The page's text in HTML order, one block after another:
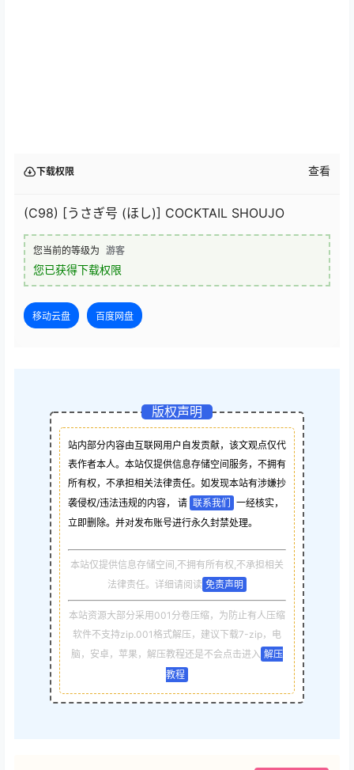
下载权限 查看
(C98) [うさぎ号 (ほし)] COCKTAIL SHOUJO
您当前的等级为 游客
您已获得下载权限
移动云盘 百度网盘
版权声明
站内部分内容由互联网用户自发贡献，该文观点仅代
表作者本人。本站仅提供信息存储空间服务，不拥有
所有权，不承担相关法律责任。如发现本站有涉嫌抄
袭侵权/违法违规的内容， 请 联系我们
一经核实，
立即删除。并对发布账号进行永久封禁处理。
本站仅提供信息存储空间,不拥有所有权,不承担相关
法律责任。详细请阅读 免责声明
本站资源大部分采用001分卷压缩，为防止有人压缩
软件不支持zip.001格式解压，建议下载7-zip，电
脑，安卓，苹果，解压教程还是不会点击进入 解压
教程